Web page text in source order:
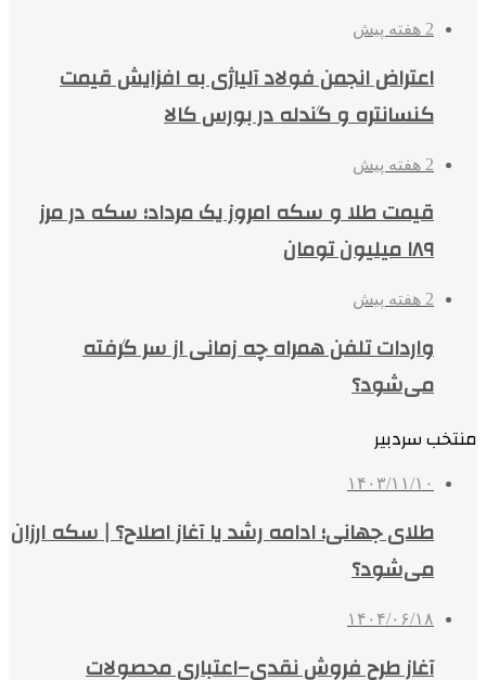
2 هفته پیش
اعتراض انجمن فولاد آلیاژی به افزایش قیمت
کنسانتره و گندله در بورس کالا
2 هفته پیش
قیمت طلا و سکه امروز یک مرداد؛ سکه در مرز
۱۸۹ میلیون تومان
2 هفته پیش
واردات تلفن همراه چه زمانی از سر گرفته
می‌شود؟
منتخب سردبیر
۱۴۰۳/۱۱/۱۰
طلای جهانی؛ ادامه رشد یا آغاز اصلاح؟ | سکه ارزان
می‌شود؟
۱۴۰۴/۰۶/۱۸
آغاز طرح فروش نقدی–اعتباری محصولات